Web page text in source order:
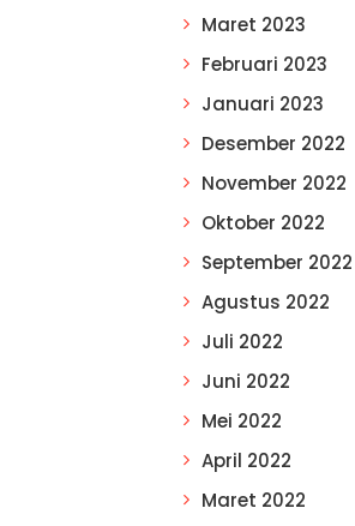
Maret 2023
Februari 2023
Januari 2023
Desember 2022
November 2022
Oktober 2022
September 2022
Agustus 2022
Juli 2022
Juni 2022
Mei 2022
April 2022
Maret 2022